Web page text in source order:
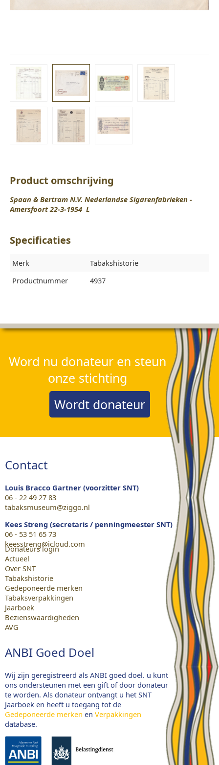
Product omschrijving
Spaan & Bertram N.V. Nederlandse Sigarenfabrieken -
Amersfoort 22-3-1954 L
Specificaties
Merk
Tabakshistorie
Productnummer
4937
Word nu donateur en steun
onze stichting
Wordt donateur
Contact
Louis Bracco Gartner (voorzitter SNT)
06 - 22 49 27 83
tabaksmuseum@ziggo.nl
Kees Streng (secretaris / penningmeester SNT)
06 - 53 51 65 73
keesstreng@icloud.com
Donateurs login
Actueel
Over SNT
Tabakshistorie
Gedeponeerde merken
Tabaksverpakkingen
Jaarboek
Bezienswaardigheden
AVG
ANBI Goed Doel
Wij zijn geregistreerd als ANBI goed doel. u kunt
ons ondersteunen met een gift of door donateur
te worden. Als donateur ontvangt u het SNT
Jaarboek en heeft u toegang tot de
Gedeponeerde merken en Verpakkingen
database.